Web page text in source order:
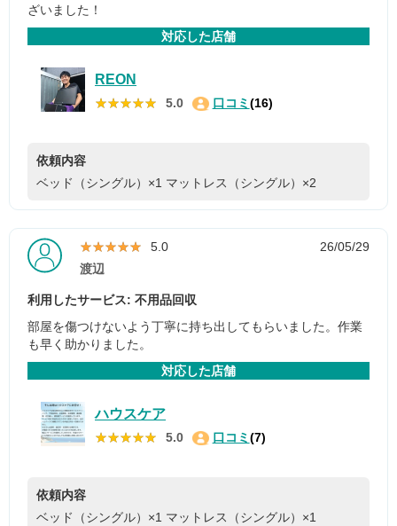
ざいました！
対応した店舗
REON
★★★★★
★★★★★ 5.0 口コミ (16)
依頼内容
ベッド（シングル）×1 マットレス（シングル）×2
★★★★★
★★★★★ 5.0
26/05/29
渡辺
利用したサービス: 不用品回収
部屋を傷つけないよう丁寧に持ち出してもらいました。作業
も早く助かりました。
対応した店舗
ハウスケア
★★★★★
★★★★★ 5.0 口コミ (7)
依頼内容
ベッド（シングル）×1 マットレス（シングル）×1